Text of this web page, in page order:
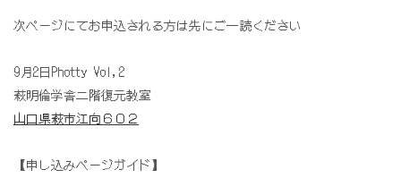
次ページにてお申込される方は先にご一読ください
9月2日Photty Vol,2
萩明倫学舎二階復元教室
山口県萩市江向６０２
【申し込みページガイド】